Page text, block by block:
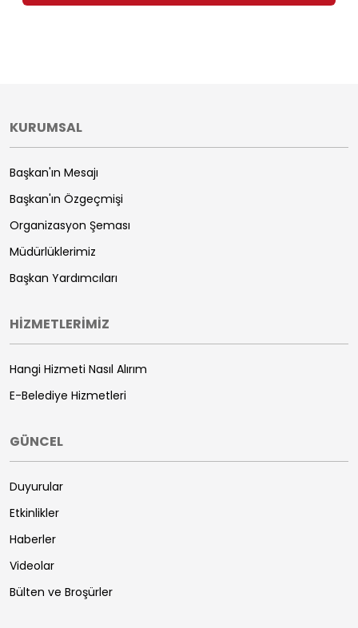
KURUMSAL
Başkan'ın Mesajı
Başkan'ın Özgeçmişi
Organizasyon Şeması
Müdürlüklerimiz
Başkan Yardımcıları
HİZMETLERİMİZ
Hangi Hizmeti Nasıl Alırım
E-Belediye Hizmetleri
GÜNCEL
Duyurular
Etkinlikler
Haberler
Videolar
Bülten ve Broşürler